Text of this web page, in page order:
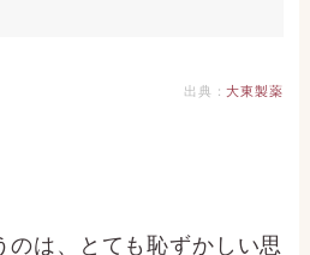
出典：大東製薬
のは、とても恥ずかしい思